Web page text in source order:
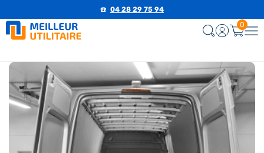
☎️ 04 28 29 75 94
0